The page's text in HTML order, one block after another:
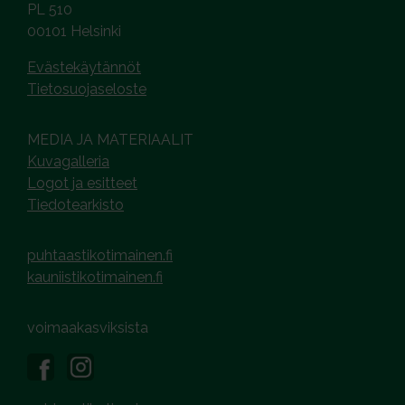
PL 510
00101 Helsinki
Evästekäytännöt
Tietosuojaseloste
MEDIA JA MATERIAALIT
Kuvagalleria
Logot ja esitteet
Tiedotearkisto
puhtaastikotimainen.fi
kauniistikotimainen.fi
voimaakasviksista